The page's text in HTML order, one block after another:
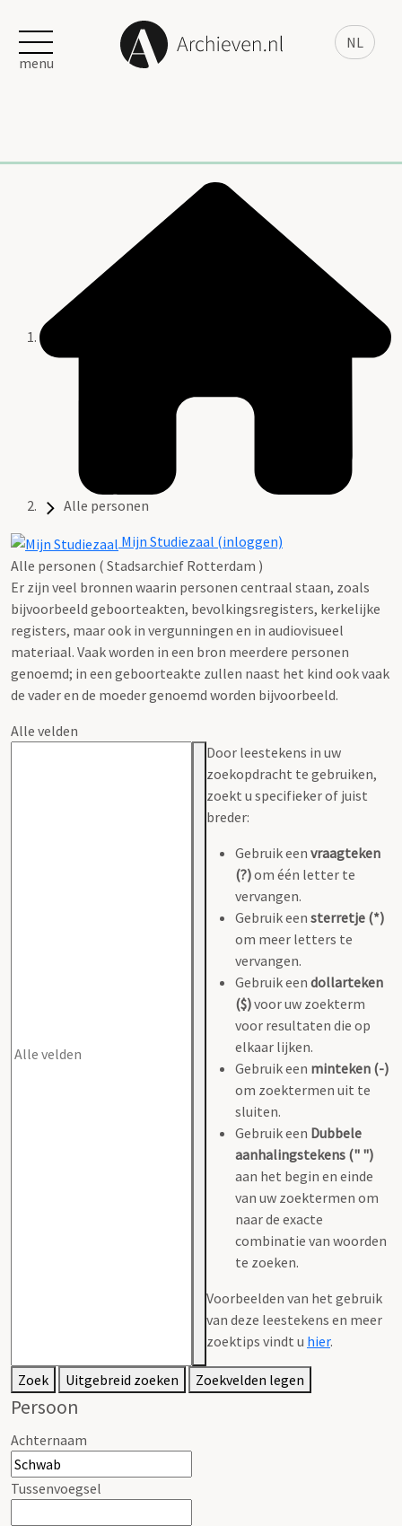
NL
menu
Alle personen
Mijn Studiezaal (inloggen)
Alle personen ( Stadsarchief Rotterdam )
Er zijn veel bronnen waarin personen centraal staan, zoals
bijvoorbeeld geboorteakten, bevolkingsregisters, kerkelijke
registers, maar ook in vergunningen en in audiovisueel
materiaal. Vaak worden in een bron meerdere personen
genoemd; in een geboorteakte zullen naast het kind ook vaak
de vader en de moeder genoemd worden bijvoorbeeld.
Alle velden
Door leestekens in uw
zoekopdracht te gebruiken,
zoekt u specifieker of juist
breder:
Gebruik een vraagteken
(?)om één letter te
vervangen.
Gebruik een sterretje (*)
om meer letters te
vervangen.
Gebruik een dollarteken
($)voor uw zoekterm
voor resultaten die op
elkaar lijken.
Gebruik een minteken (-)
om zoektermen uit te
sluiten.
Gebruik een Dubbele
aanhalingstekens (" ")
aan het begin en einde
van uw zoektermen om
naar de exacte
combinatie van woorden
te zoeken.
Voorbeelden van het gebruik
van deze leestekens en meer
zoektips vindt u hier.
Zoek Uitgebreid zoeken Zoekvelden legen
Persoon
Achternaam
Tussenvoegsel